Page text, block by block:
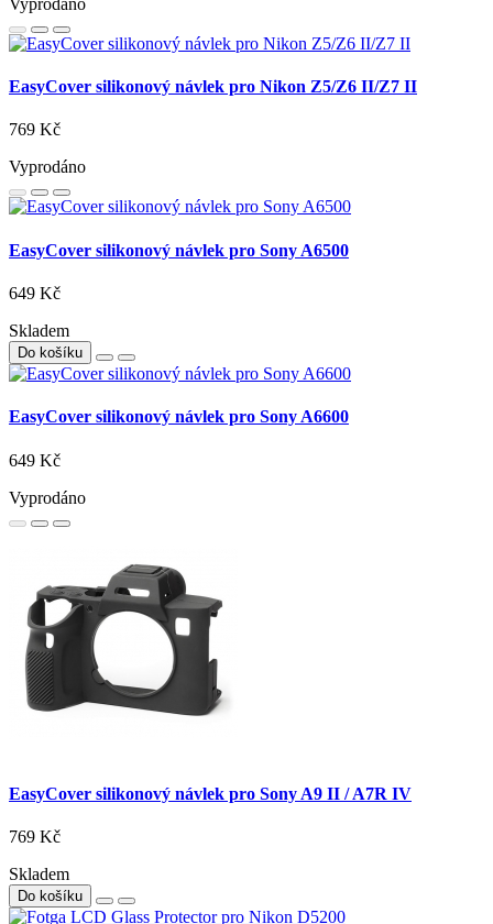
Vyprodáno
EasyCover silikonový návlek pro Nikon Z5/Z6 II/Z7 II
769 Kč
Vyprodáno
EasyCover silikonový návlek pro Sony A6500
649 Kč
Skladem
Do košíku
EasyCover silikonový návlek pro Sony A6600
649 Kč
Vyprodáno
EasyCover silikonový návlek pro Sony A9 II / A7R IV
769 Kč
Skladem
Do košíku